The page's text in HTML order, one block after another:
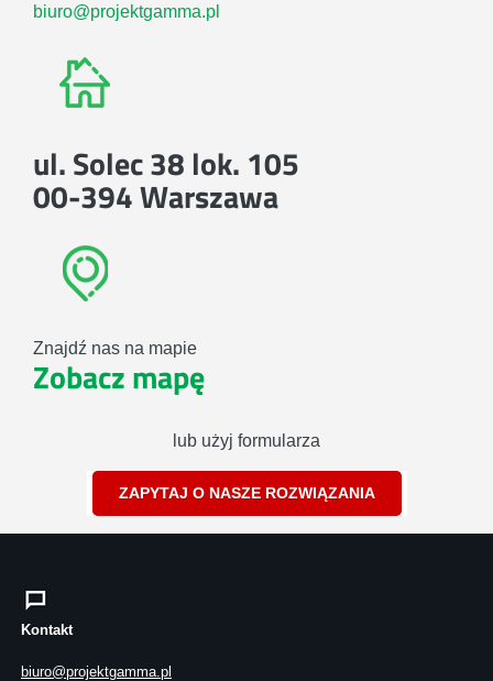
biuro@projektgamma.pl
ul. Solec 38 lok. 105
00-394 Warszawa
Znajdź nas na mapie
Zobacz mapę
lub użyj formularza
ZAPYTAJ O NASZE ROZWIĄZANIA
Kontakt
biuro@projektgamma.pl